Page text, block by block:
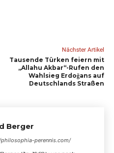
Nächster Artikel
Tausende Türken feiern mit
„Allahu Akbar“-Rufen den
Wahlsieg Erdoğans auf
Deutschlands Straßen
Berger
perennis.com/